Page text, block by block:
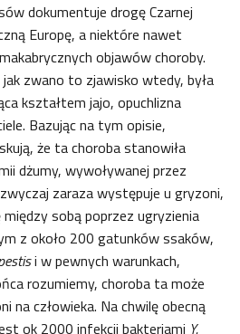
dokumentuje drogę Czarnej
Europę, a niektóre nawet
objawów choroby.
jak zwano to zjawisko wtedy, była
kształtem jajo, opuchlizna
Bazując na tym opisie,
że ta choroba stanowiła
dżumy, wywoływanej przez
zaraza występuje u gryzoni,
sobą poprzez ugryzienia
z około 200 gatunków ssaków,
i w pewnych warunkach,
rozumiemy, choroba ta może
na człowieka. Na chwilę obecną
ok 2000 infekcji bakteriami Y.